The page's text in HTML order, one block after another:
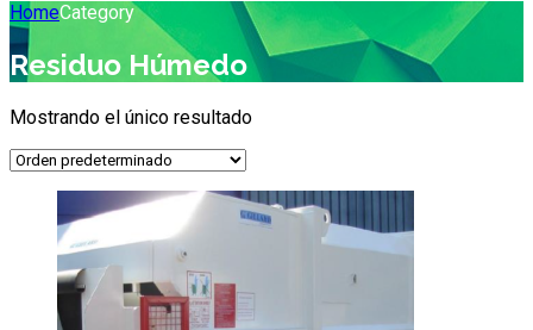
HomeCategory
Residuo Húmedo
Mostrando el único resultado